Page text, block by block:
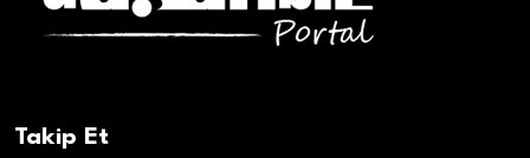
Takip Et